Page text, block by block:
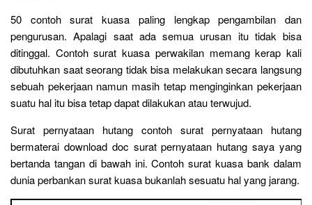
50 contoh surat kuasa paling lengkap pengambilan dan
pengurusan. Apalagi saat ada semua urusan itu tidak bisa
ditinggal. Contoh surat kuasa perwakilan memang kerap kali
dibutuhkan saat seorang tidak bisa melakukan secara langsung
sebuah pekerjaan namun masih tetap menginginkan pekerjaan
suatu hal itu bisa tetap dapat dilakukan atau terwujud.
Surat pernyataan hutang contoh surat pernyataan hutang
bermaterai download doc surat pernyataan hutang saya yang
bertanda tangan di bawah ini. Contoh surat kuasa bank dalam
dunia perbankan surat kuasa bukanlah sesuatu hal yang jarang.